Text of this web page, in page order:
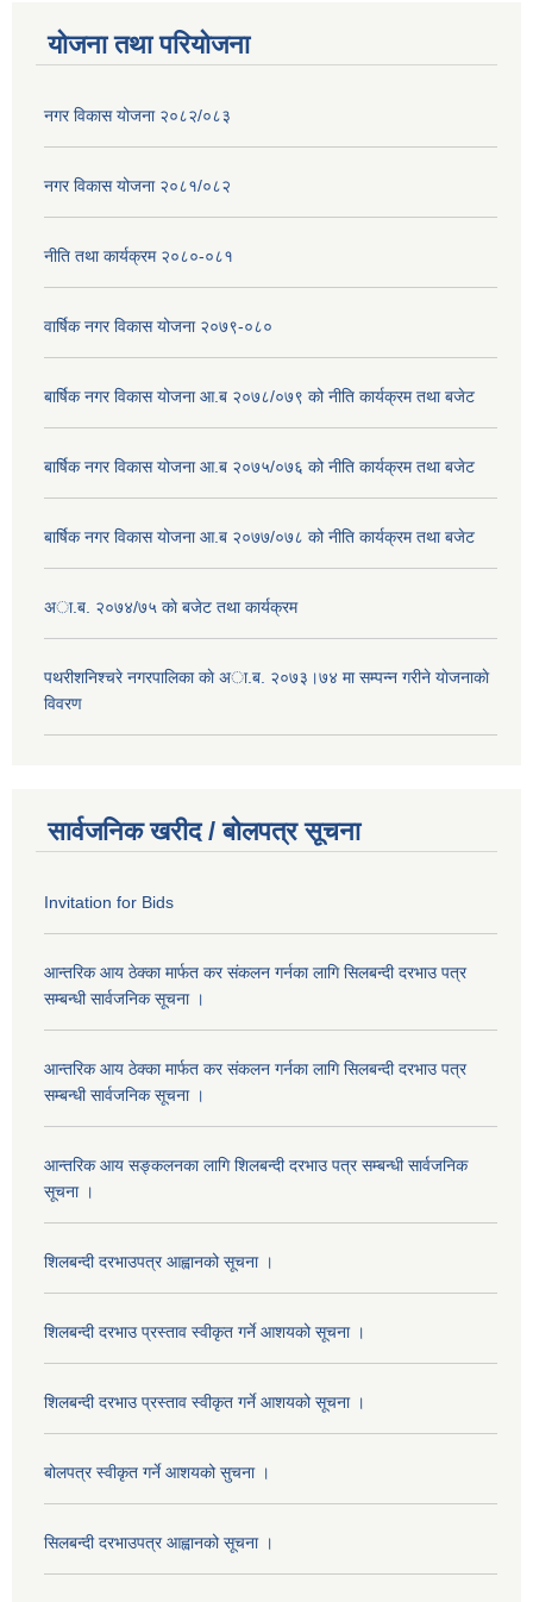
योजना तथा परियोजना
नगर विकास योजना २०८२/०८३
नगर विकास योजना २०८१/०८२
नीति तथा कार्यक्रम २०८०-०८१
वार्षिक नगर विकास योजना २०७९-०८०
बार्षिक नगर विकास योजना आ.ब २०७८/०७९ को नीति कार्यक्रम तथा बजेट
बार्षिक नगर विकास योजना आ.ब २०७५/०७६ को नीति कार्यक्रम तथा बजेट
बार्षिक नगर विकास योजना आ.ब २०७७/०७८ को नीति कार्यक्रम तथा बजेट
अा.ब. २०७४/७५ काे बजेट तथा कार्यक्रम
पथरीशनिश्चरे नगरपालिका काे अा.ब. २०७३।७४ मा सम्पन्न गरीने याेजनाकाे
विवरण
सार्वजनिक खरीद / बोलपत्र सूचना
Invitation for Bids
आन्तरिक आय ठेक्का मार्फत कर संकलन गर्नका लागि सिलबन्दी दरभाउ पत्र
सम्बन्धी सार्वजनिक सूचना ।
आन्तरिक आय ठेक्का मार्फत कर संकलन गर्नका लागि सिलबन्दी दरभाउ पत्र
सम्बन्धी सार्वजनिक सूचना ।
आन्तरिक आय सङ्कलनका लागि शिलबन्दी दरभाउ पत्र सम्बन्धी सार्वजनिक
सूचना ।
शिलबन्दी दरभाउपत्र आह्वानको सूचना ।
शिलबन्दी दरभाउ प्रस्ताव स्वीकृत गर्ने आशयको सूचना ।
शिलबन्दी दरभाउ प्रस्ताव स्वीकृत गर्ने आशयको सूचना ।
बोलपत्र स्वीकृत गर्ने आशयको सुचना ।
सिलबन्दी दरभाउपत्र आह्वानको सूचना ।